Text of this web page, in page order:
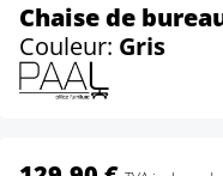
Chaise de
Couleur: Gris